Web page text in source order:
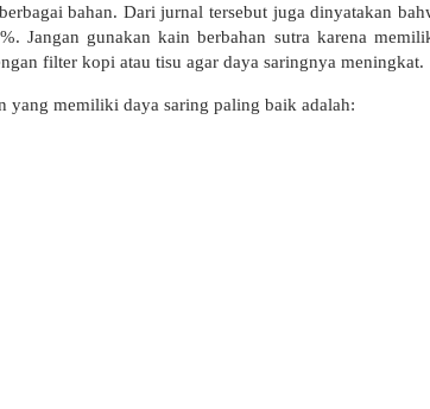
bahan. Dari jurnal tersebut juga dinyatakan
Jangan gunakan kain berbahan sutra karena
filter kopi atau tisu agar daya saringnya meningkat.
yang memiliki daya saring paling baik adalah: